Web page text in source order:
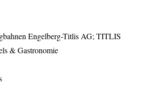
Engelberg-Titlis AG; TITLIS
& Gastronomie